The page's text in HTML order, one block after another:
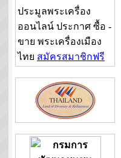
ประมูลพระเครื่อง
ออนไลน์ ประกาศ ซื้อ -
ขาย พระเครื่องเมือง
ไทย สมัครสมาชิกฟรี